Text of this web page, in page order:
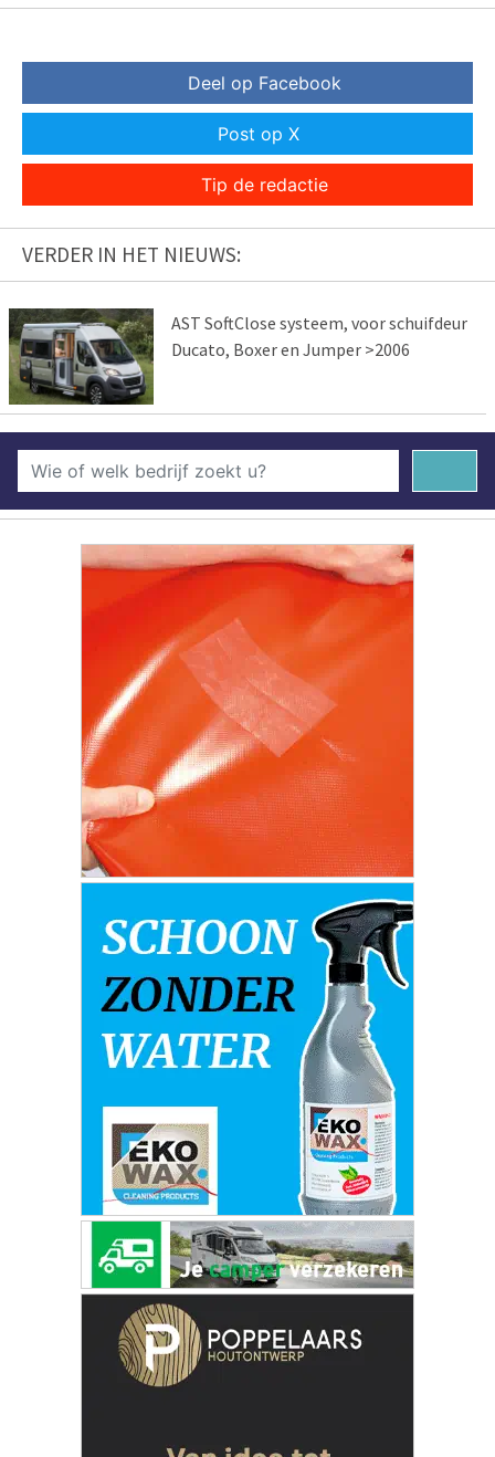
Deel op Facebook
Post op X
Tip de redactie
VERDER IN HET NIEUWS:
AST SoftClose systeem, voor schuifdeur
Ducato, Boxer en Jumper >2006